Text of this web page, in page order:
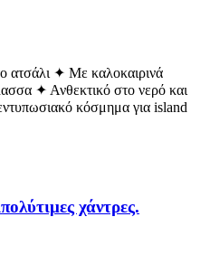
ατσάλι ✦ Με καλοκαιρινά
✦ Ανθεκτικό στο νερό και
κόσμημα για island
χάντρες.